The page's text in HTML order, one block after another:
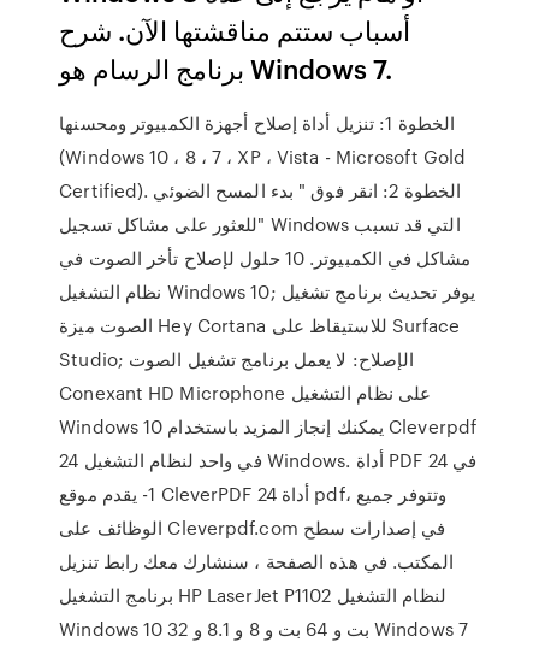
أسباب ستتم مناقشتها الآن. شرح
برنامج الرسام هو Windows 7.
الخطوة 1: تنزيل أداة إصلاح أجهزة الكمبيوتر ومحسنها
(Windows 10 ، 8 ، 7 ، XP ، Vista - Microsoft Gold
Certified). الخطوة 2: انقر فوق " بدء المسح الضوئي
"للعثور على مشاكل تسجيل Windows التي قد تسبب
مشاكل في الكمبيوتر. 10 حلول لإصلاح تأخر الصوت في
نظام التشغيل Windows 10; يوفر تحديث برنامج تشغيل
الصوت ميزة Hey Cortana للاستيقاظ على Surface
Studio; الإصلاح: لا يعمل برنامج تشغيل الصوت
Conexant HD Microphone على نظام التشغيل
Windows 10 يمكنك إنجاز المزيد باستخدام Cleverpdf
24 في واحد لنظام التشغيل Windows. أداة PDF 24 في
1- يقدم موقع CleverPDF 24 أداة pdf، وتتوفر جميع
الوظائف على Cleverpdf.com في إصدارات سطح
المكتب. في هذه الصفحة ، سنشارك معك رابط تنزيل
برنامج التشغيل HP LaserJet P1102 لنظام التشغيل
Windows 10 32 بت و 64 بت و 8 و 8.1 و Windows 7